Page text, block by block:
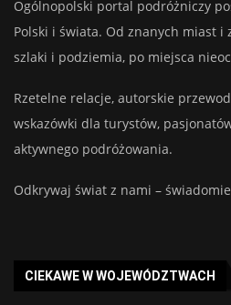
Ogólnopolski portal podróżniczy
Polski i świata. Od znanych miast i
szlaki i podziemia, po miejsca
Rzetelne relacje, autorskie
wskazówki dla turystów,
aktywnego podróżowania.
Odkrywaj świat z nami –
CIEKAWE W WOJEWÓDZTWACH